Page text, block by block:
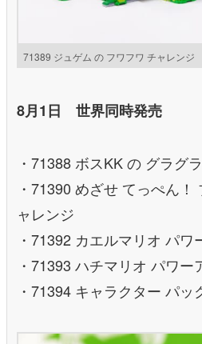
71389 ジュゲム の フワフワ チャレンジ
8月1日 世界同時発売
・71388 ボスKK の グラグ
・71390 めざせ てっぺん
ャレンジ
・71392 カエルマリオ パワ
・71393 ハチマリオ パワー
・71394 キャラクター パッ